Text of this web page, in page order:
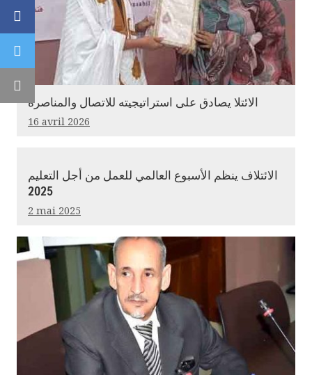
الائتلا يصادق على استراتيجيته للاتصال والمناصرة
16 avril 2026
الائتلاف ينظم الأسبوع العالمي للعمل من أجل التعليم
2025
2 mai 2025
Facebook
Email